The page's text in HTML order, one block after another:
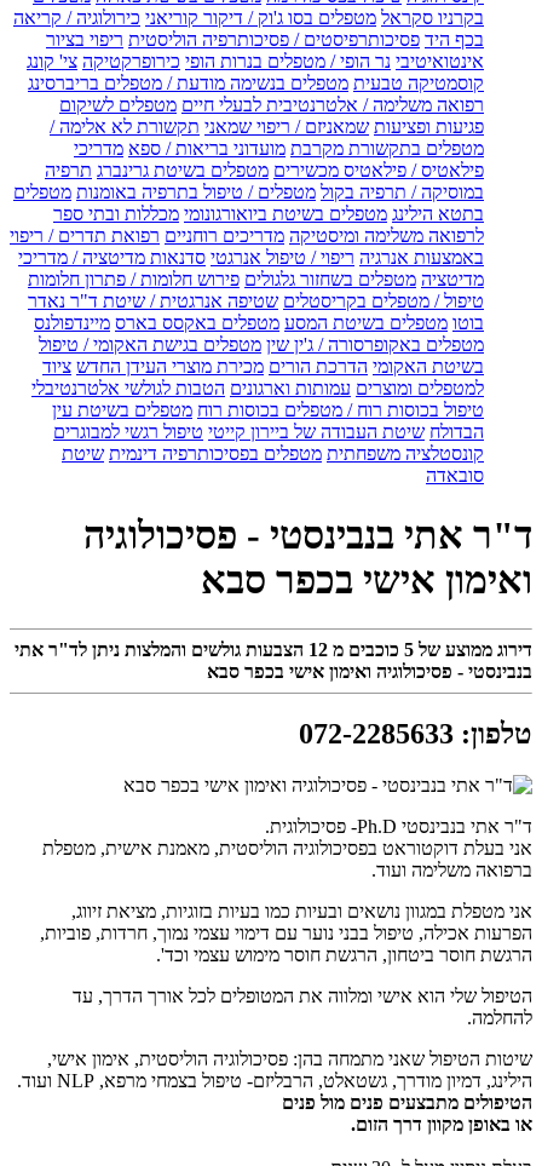
בקרניו סקראל מטפלים בסו ג'וק / דיקור קוריאני כירולוגיה / קריאה
בכף היד פסיכותרפיסטים / פסיכותרפיה הוליסטית ריפוי בציור
אינטואיטיבי נר הופי / מטפלים בנרות הופי כירופרקטיקה צי' קונג
קוסמטיקה טבעית מטפלים בנשימה מודעת / מטפלים בריברסינג
רפואה משלימה / אלטרנטיבית לבעלי חיים מטפלים לשיקום
פגיעות ופציעות שמאניזם / ריפוי שמאני תקשורת לא אלימה /
מטפלים בתקשורת מקרבת מועדוני בריאות / ספא מדריכי
פילאטיס / פילאטיס מכשירים מטפלים בשיטת גרינברג תרפיה
במוסיקה / תרפיה בקול מטפלים / טיפול בתרפיה באומנות מטפלים
בתטא הילינג מטפלים בשיטת ביואורגונומי מכללות ובתי ספר
לרפואה משלימה ומיסטיקה מדריכים רוחניים רפואת תדרים / ריפוי
באמצעות אנרגיה ריפוי / טיפול אנרגטי סדנאות מדיטציה / מדריכי
מדיטציה מטפלים בשחזור גלגולים פירוש חלומות / פתרון חלומות
טיפול / מטפלים בקריסטלים שטיפה אנרגטית / שיטת ד"ר נאדר
בוטו מטפלים בשיטת המסע מטפלים באקסס בארס מיינדפולנס
מטפלים באקופרסורה / ג'ין שין מטפלים בגישת האקומי / טיפול
בשיטת האקומי הדרכת הורים מכירת מוצרי העידן החדש ציוד
למטפלים ומוצרים עמותות וארגונים הטבות לגולשי אלטרנטיבלי
טיפול בכוסות רוח / מטפלים בכוסות רוח מטפלים בשיטת עין
הבדולח שיטת העבודה של ביירון קייטי טיפול רגשי למבוגרים
קונסטלציה משפחתית מטפלים בפסיכותרפיה דינמית שיטת
סובאדה
ד"ר אתי בנבינסטי - פסיכולוגיה
ואימון אישי בכפר סבא
דירוג ממוצע של 5 כוכבים מ 12 הצבעות גולשים והמלצות ניתן לד"ר אתי
בנבינסטי - פסיכולוגיה ואימון אישי בכפר סבא
טלפון:
072-2285633
ד"ר אתי בנבינסטי Ph.D- פסיכולוגית.
אני בעלת דוקטוראט בפסיכולוגיה הוליסטית, מאמנת אישית, מטפלת
ברפואה משלימה ועוד.
אני מטפלת במגוון נושאים ובעיות כמו בעיות בזוגיות, מציאת זיווג,
הפרעות אכילה, טיפול בבני נוער עם דימוי עצמי נמוך, חרדות, פוביות,
הרגשת חוסר ביטחון, הרגשת חוסר מימוש עצמי וכד'.
הטיפול שלי הוא אישי ומלווה את המטופלים לכל אורך הדרך, עד
להחלמה.
שיטות הטיפול שאני מתמחה בהן: פסיכולוגיה הוליסטית, אימון אישי,
הילינג, דמיון מודרך, גשטאלט, הרבליזם- טיפול בצמחי מרפא, NLP ועוד.
הטיפולים מתבצעים פנים מול פנים
או באופן מקוון דרך הזום.